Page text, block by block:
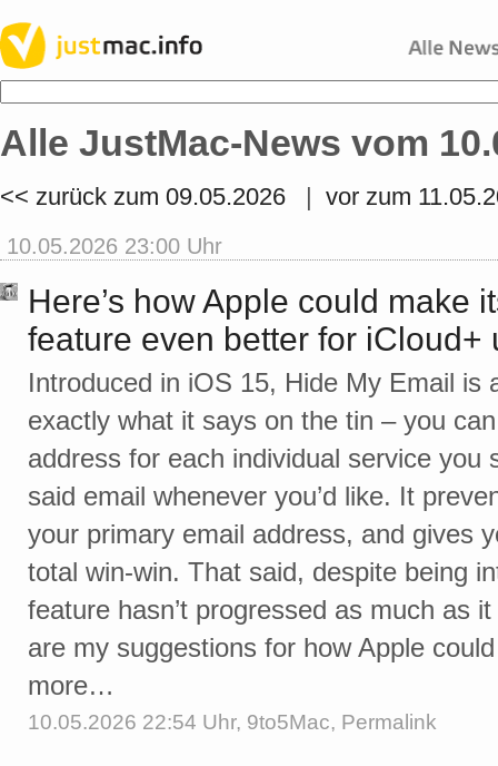
Alle JustMac-News vom
<< zurück zum 09.05.2026 | vor zum
10.05.2026 23:00 Uhr
Here’s how Apple could make
feature even better for iCloud+
Introduced in iOS 15, Hide My Email is
exactly what it says on the tin – you
address for each individual service you
said email whenever you’d like. It
your primary email address, and gives
total win-win. That said, despite being
feature hasn’t progressed as much as
are my suggestions for how Apple
more…
10.05.2026 22:54 Uhr, 9to5Mac, Permalink